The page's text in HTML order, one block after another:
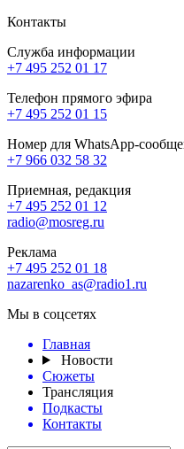
Контакты
Служба информации
+7 495 252 01 17
Телефон прямого эфира
+7 495 252 01 15
Номер для WhatsApp-
+7 966 032 58 32
Приемная, редакция
+7 495 252 01 12
radio@mosreg.ru
Реклама
+7 495 252 01 18
nazarenko_as@radio1.ru
Мы в соцсетях
Главная
Новости
Сюжеты
Трансляция
Подкасты
Контакты